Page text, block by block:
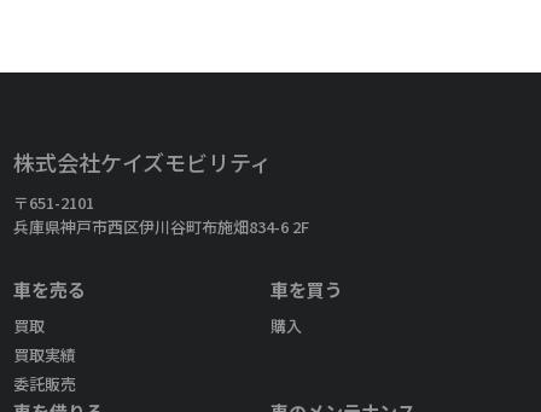
株式会社ケイズモビリティ
〒651-2101
兵庫県神戸市西区伊川谷町布施畑834-6 2F
車を売る
買取
買取実績
委託販売
車を買う
購入